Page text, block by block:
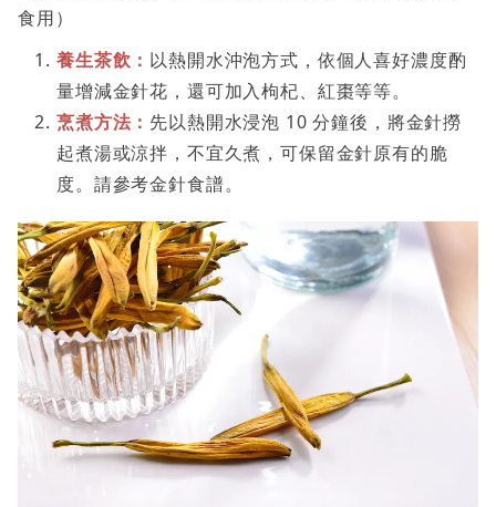
食用）
養生茶飲： 以熱開水沖泡方式，依個人喜好濃度酌
量增減金針花，還可加入枸杞、紅棗等等。
烹煮方法： 先以熱開水浸泡 10 分鐘後，將金針撈
起煮湯或涼拌，不宜久煮，可保留金針原有的脆
度。請參考金針食譜。